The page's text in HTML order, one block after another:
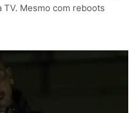
Mesmo com reboots